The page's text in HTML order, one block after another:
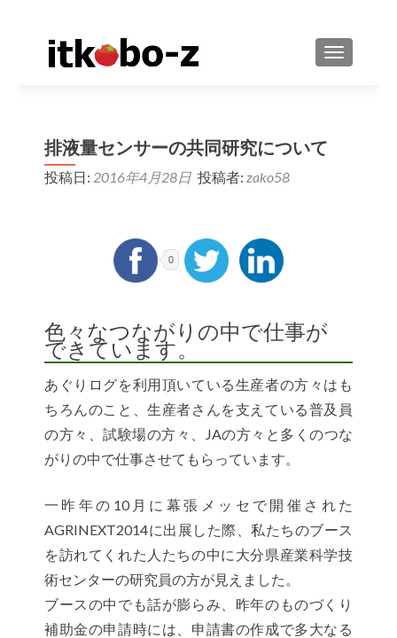
ナビゲー
排液量センサーの共同研究について
投稿日: 2016年4月28日 投稿者: zako58
0
色々なつながりの中で仕事が
できています。
あぐりログを利用頂いている生産者の方々はも
ちろんのこと、生産者さんを支えている普及員
の方々、試験場の方々、JAの方々と多くのつな
がりの中で仕事させてもらっています。
一昨年の10月に幕張メッセで開催された
AGRINEXT2014に出展した際、私たちのブース
を訪れてくれた人たちの中に大分県産業科学技
術センターの研究員の方が見えました。
ブースの中でも話が膨らみ、昨年のものづくり
補助金の申請時には、申請書の作成で多大なる